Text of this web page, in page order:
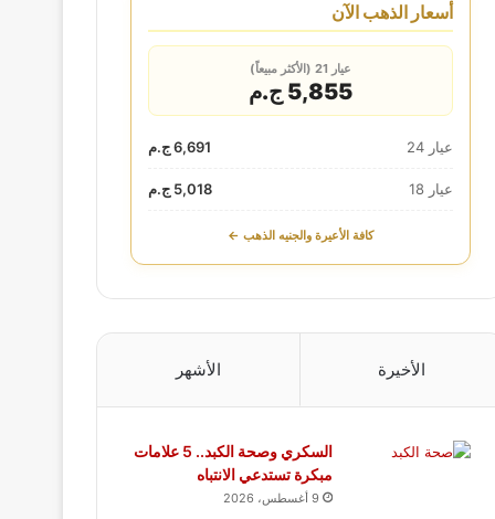
أسعار الذهب الآن
عيار 21 (الأكثر مبيعاً)
5,855 ج.م
عيار 24 6,691 ج.م
عيار 18 5,018 ج.م
كافة الأعيرة والجنيه الذهب ←
الأخيرة الأشهر
السكري وصحة الكبد.. 5 علامات
مبكرة تستدعي الانتباه
9 أغسطس، 2026